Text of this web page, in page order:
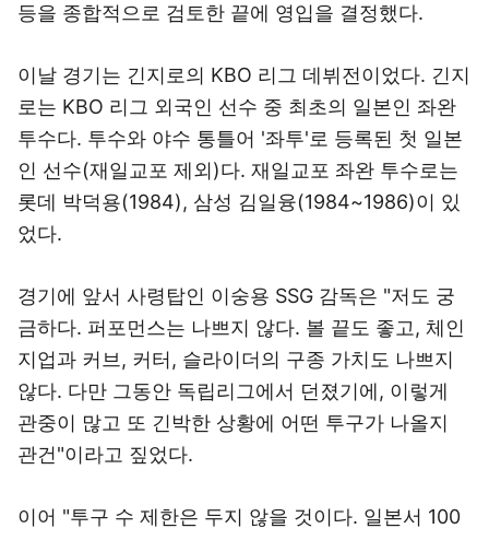
등을 종합적으로 검토한 끝에 영입을 결정했다.
이날 경기는 긴지로의 KBO 리그 데뷔전이었다. 긴지
로는 KBO 리그 외국인 선수 중 최초의 일본인 좌완
투수다. 투수와 야수 통틀어 '좌투'로 등록된 첫 일본
인 선수(재일교포 제외)다. 재일교포 좌완 투수로는
롯데 박덕용(1984), 삼성 김일융(1984~1986)이 있
었다.
경기에 앞서 사령탑인 이숭용 SSG 감독은 "저도 궁
금하다. 퍼포먼스는 나쁘지 않다. 볼 끝도 좋고, 체인
지업과 커브, 커터, 슬라이더의 구종 가치도 나쁘지
않다. 다만 그동안 독립리그에서 던졌기에, 이렇게
관중이 많고 또 긴박한 상황에 어떤 투구가 나올지
관건"이라고 짚었다.
이어 "투구 수 제한은 두지 않을 것이다. 일본서 100